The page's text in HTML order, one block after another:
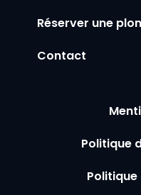
Réserver une
Contact
Politique
Politique